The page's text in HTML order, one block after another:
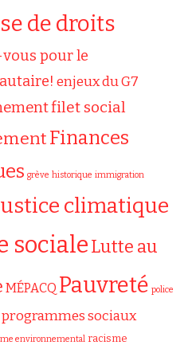
de droits
pour le
enjeux du G7
filet social
Finances
grève historique immigration
climatique
socialeLutte au
MÉPACQ Pauvreté police
programmes sociaux
environnemental racisme